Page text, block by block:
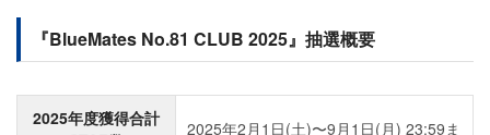
『BlueMates No.81 CLUB 2025』抽選概要
2025年度獲得合計
2025年2月1日(土)〜9月1日(月) 23:59ま